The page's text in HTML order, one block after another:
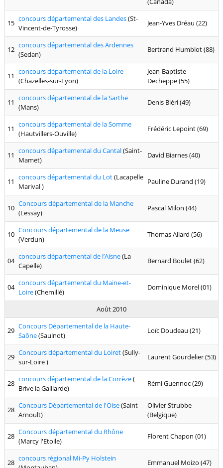
15 concours départemental des Landes(St-
Vincent-de-Tyrosse)
Jean-Yves Dréau (22)
12 concours départemental des Ardennes
(Sedan)
Bertrand Humblot (88)
11 concours départemental de la Loire
(Chazelles-sur-Lyon)
Jean-Baptiste
Decheppe (55)
11 concours départemental de la Sarthe
(Mans)
Denis Biéri (49)
11 concours départemental de la Somme
(Hautvillers-Ouville)
Frédéric Lepoint (69)
11 concours départemental du Cantal(Saint-
Mamet)
David Biarnes (40)
11 concours départemental du Lot(Lacapelle
Marival )
Pauline Durand (19)
10 Concours départemental de la Manche
(Lessay)
Pascal Milon (44)
10 Concours départemental de la Meuse
(Verdun)
Thomas Allard (56)
04 concours départemental de l’Aisne(La
Capelle)
Bernard Boulet (62)
04 concours départemental du Maine-et-
Loire(Chemillé)
Dominique Morel (01)
Août 2010
29 Concours Départemental de la Haute-
Saône(Saulnot)
Loïc Doudeau (21)
29 Concours départemental du Loiret(Sully-
sur-Loire )
Laurent Gourdelier (53)
28 concours départemental de la Corrèze(
Brive la Gaillarde)
Rémi Guennoc (29)
28 Concours Départemental de l'Oise(Saint
Arnoult)
Olivier Strubbe
(Belgique)
28 Concours départemental du Rhône
(Marcy l'Etoile)
Florent Chapon (01)
28 concours régional Mi-Py Holstein
Emmanuel Moizo (47)